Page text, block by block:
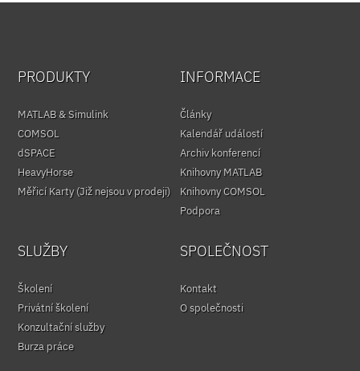
PRODUKTY
MATLAB & Simulink
COMSOL
dSPACE
HeavyHorse
Měřicí Karty (Již nejsou v prodeji)
INFORMACE
Články
Kalendář událostí
Archiv konferencí
Knihovny MATLAB
Knihovny COMSOL
Podpora
SLUŽBY
Školení
Privátní školení
Konzultační služby
Burza práce
SPOLEČNOST
Kontakt
O společnosti